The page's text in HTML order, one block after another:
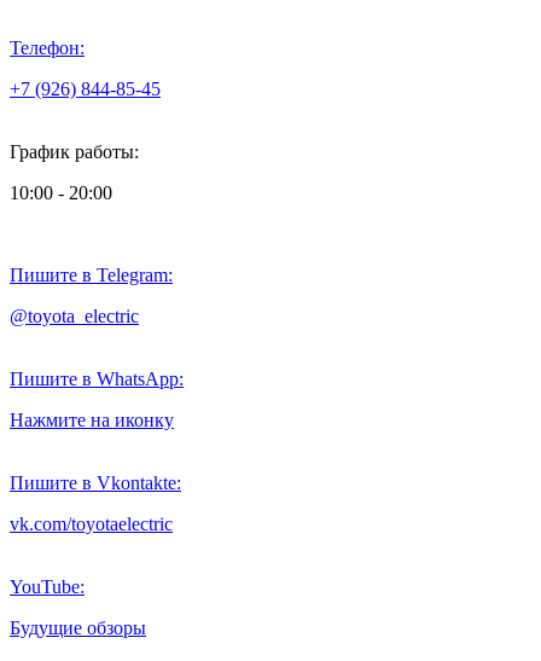
Телефон:
+7 (926) 844-85-45
График работы:
10:00 - 20:00
Пишите в Telegram:
@toyota_electric
Пишите в WhatsApp:
Нажмите на иконку
Пишите в Vkontakte:
vk.com/toyotaelectric
YouTube:
Будущие обзоры